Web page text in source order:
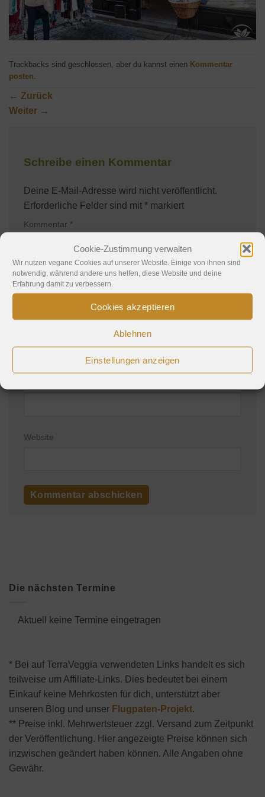
Cookie-Zustimmung verwalten
Wir nutzen vegane Cookies auf unserer Website. Einige von ihnen sind
notwendig, während andere uns helfen, diese Website und deine
Erfahrung damit zu verbessern.
Cookies akzeptieren
Ablehnen
Einstellungen anzeigen
Trackbacks sind geschlossen, aber du kannst einen Kommentar
posten.
← Zurück
Weiter →
Schreibe einen Kommentar
Deine E-Mail-Adresse wird nicht veröffentlicht.
Erforderliche Felder sind mit * markiert
Kommentar *
Website
Die nächsten Termine
Aktuell keine Termine eingetragen
* Bei auf TerraVeggia verwendeten Links handelt es sich
teilweise um Affiliate-Links. Dies bedeutet bei einem
Einkauf keine Mehrkosten für dich, unterstützt aber
unseren Blog und unser Flugpaten-Projekt.
** Preise inkl. Mehrwertsteuer zzgl. Versand zum Zeitpunkt
der Veröffentlichung. Hier angezeigte Preise können sich
inzwischen geändert haben können. Alle Angaben ohne
Gewähr.